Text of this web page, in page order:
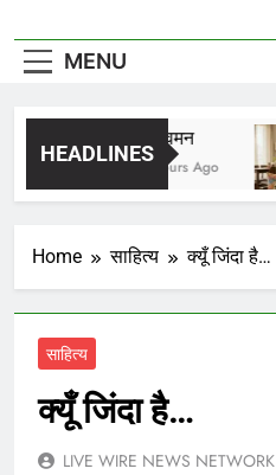
MENU
HEADLINES
4 Hours Ago
Home साहित्य क्यूँ जिंदा है…
साहित्य
क्यूँ जिंदा है…
LIVE WIRE NEWS NETWORK